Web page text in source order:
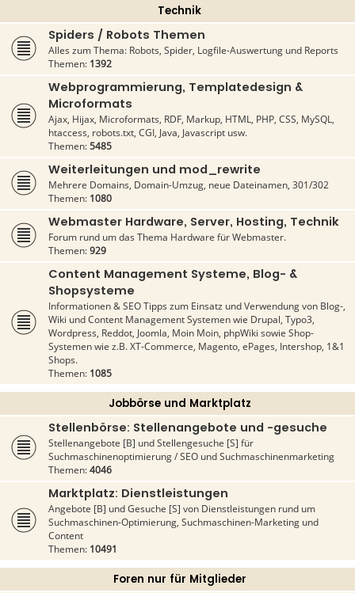
Technik
Spiders / Robots Themen
Alles zum Thema: Robots, Spider, Logfile-Auswertung und Reports
Themen: 1392
Webprogrammierung, Templatedesign &
Microformats
Ajax, Hijax, Microformats, RDF, Markup, HTML, PHP, CSS, MySQL,
htaccess, robots.txt, CGI, Java, Javascript usw.
Themen:5485
Weiterleitungen und mod_rewrite
Mehrere Domains, Domain-Umzug, neue Dateinamen, 301/302
Themen: 1080
Webmaster Hardware, Server, Hosting, Technik
Forum rund um das Thema Hardware für Webmaster.
Themen:929
Content Management Systeme, Blog- &
Shopsysteme
Informationen & SEO Tipps zum Einsatz und Verwendung von Blog-,
Wiki und Content Management Systemen wie Drupal, Typo3,
Wordpress, Reddot, Joomla, Moin Moin, phpWiki sowie Shop-
Systemen wie z.B. XT-Commerce, Magento, ePages, Intershop, 1&1
Shops.
Themen: 1085
Jobbörse und Marktplatz
Stellenbörse: Stellenangebote und -gesuche
Stellenangebote [B] und Stellengesuche [S] für
Suchmaschinenoptimierung / SEO und Suchmaschinenmarketing
Themen:4046
Marktplatz: Dienstleistungen
Angebote [B] und Gesuche [S] von Dienstleistungen rund um
Suchmaschinen-Optimierung, Suchmaschinen-Marketing und
Content
Themen: 10491
Foren nur für Mitglieder